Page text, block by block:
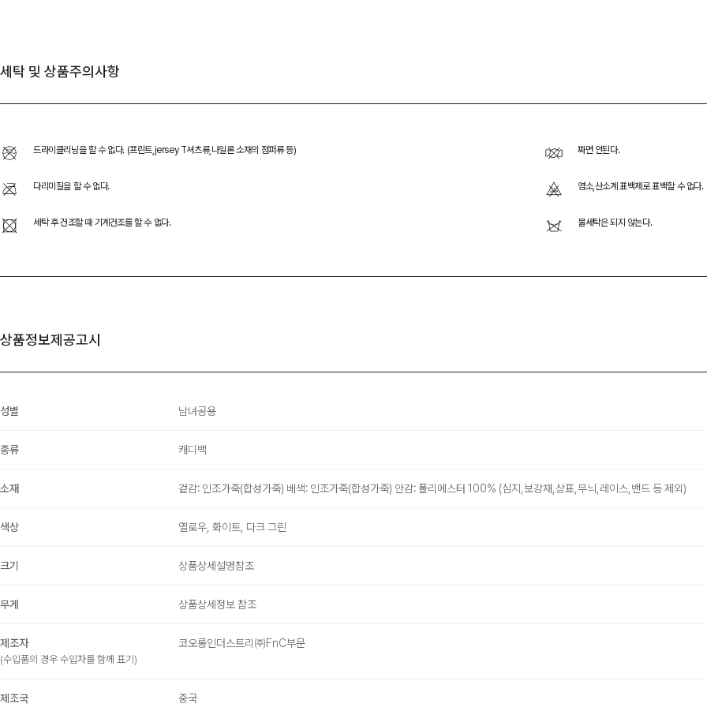
세탁 및 상품주의사항
드라이클리닝을 할 수 없다. (프린트,jersey T셔츠류,나일론 소재의 점퍼류 등) 짜면 안된다.
다리미질을 할 수 없다. 염소,산소계 표백제로 표백할 수 없다.
세탁 후 건조할 때 기계건조를 할 수 없다. 물세탁은 되지 않는다.
상품정보제공고시
성별 남녀공용
종류 캐디백
소재 겉감: 인조가죽(합성가죽) 배색: 인조가죽(합성가죽) 안감: 폴리에스터 100% (심지,보강재,상표,무늬,레이스,밴드 등 제외)
색상 옐로우, 화이트, 다크 그린
크기 상품상세설명참조
무게 상품상세정보 참조
제조자
(수입품의 경우 수입자를 함께 표기)
코오롱인더스트리㈜FnC부문
제조국 중국